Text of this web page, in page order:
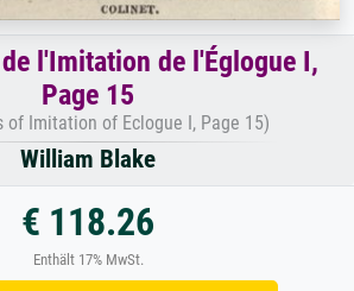
l'Imitation de l'Églogue I,
Page 15
of Imitation of Eclogue I, Page 15)
William Blake
€ 118.26
Enthält 17% MwSt.